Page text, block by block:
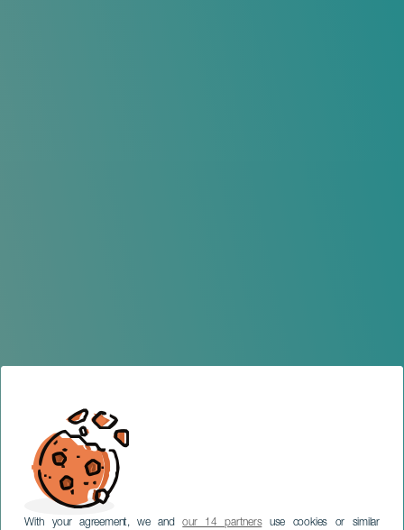
With your agreement, we andour 14 partnersuse cookies or similar